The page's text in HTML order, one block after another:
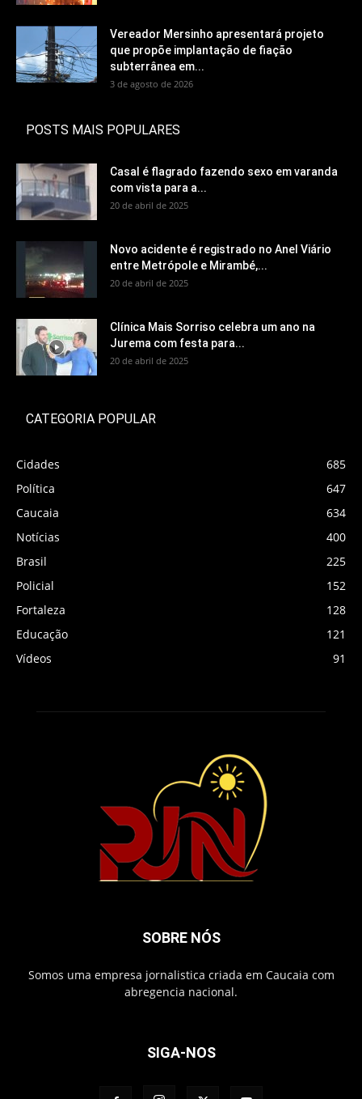
Vereador Mersinho apresentará projeto
que propõe implantação de fiação
subterrânea em...
3 de agosto de 2026
POSTS MAIS POPULARES
Casal é flagrado fazendo sexo em varanda
com vista para a...
20 de abril de 2025
Novo acidente é registrado no Anel Viário
entre Metrópole e Mirambé,...
20 de abril de 2025
Clínica Mais Sorriso celebra um ano na
Jurema com festa para...
20 de abril de 2025
CATEGORIA POPULAR
Cidades
685
Política
647
Caucaia
634
Notícias
400
Brasil
225
Policial
152
Fortaleza
128
Educação
121
Vídeos
91
SOBRE NÓS
Somos uma empresa jornalistica criada em Caucaia com
abregencia nacional.
SIGA-NOS